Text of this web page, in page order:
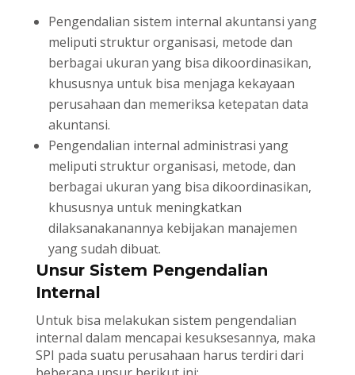
Pengendalian sistem internal akuntansi yang
meliputi struktur organisasi, metode dan
berbagai ukuran yang bisa dikoordinasikan,
khususnya untuk bisa menjaga kekayaan
perusahaan dan memeriksa ketepatan data
akuntansi.
Pengendalian internal administrasi yang
meliputi struktur organisasi, metode, dan
berbagai ukuran yang bisa dikoordinasikan,
khususnya untuk meningkatkan
dilaksanakanannya kebijakan manajemen
yang sudah dibuat.
Unsur Sistem Pengendalian
Internal
Untuk bisa melakukan sistem pengendalian
internal dalam mencapai kesuksesannya, maka
SPI pada suatu perusahaan harus terdiri dari